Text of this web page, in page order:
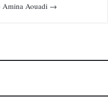
Amina Aouadi →